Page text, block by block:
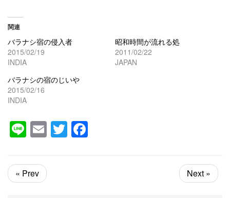
関連
バラナシ宿の侵入者
2015/02/19
INDIA
昭和時間が流れる処
2011/02/22
JAPAN
バラナシの宿のじいや
2015/02/16
INDIA
LineEmailTwitter
« Prev Next »